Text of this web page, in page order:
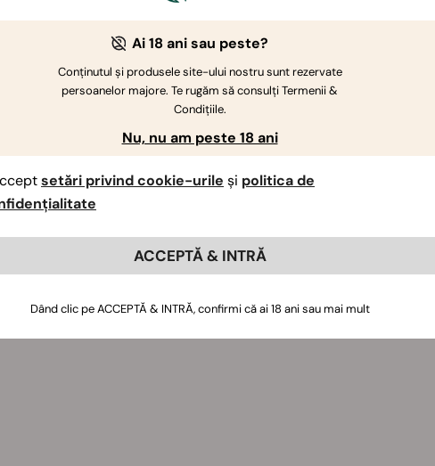
Ai 18 ani sau peste?
Conținutul și produsele site-ului nostru sunt rezervate
persoanelor majore. Te rugăm să consulți Termenii &
Condițiile.
Nu, nu am peste 18 ani
setări privind cookie-urile și politica de
ACCEPTĂ & INTRĂ
Dând clic pe ACCEPTĂ & INTRĂ, confirmi că ai 18 ani sau mai mult